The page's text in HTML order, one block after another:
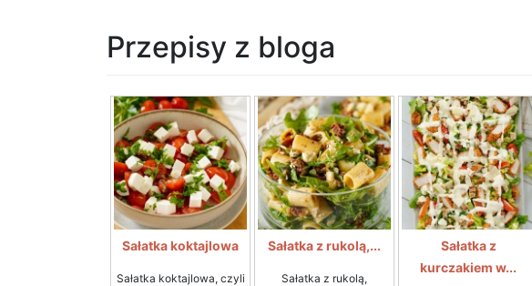
Przepisy z bloga
Sałatka koktajlowa
Sałatka koktajlowa, czyli
Sałatka z rukolą,...
Sałatka z rukolą,
Sałatka z
kurczakiem w...